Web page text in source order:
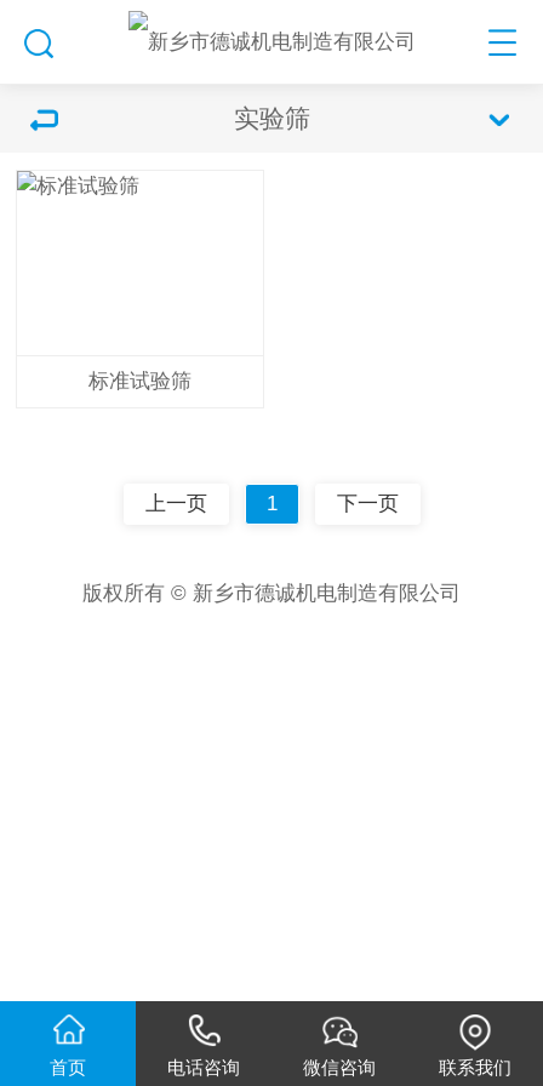
实验筛
标准试验筛
上一页 1 下一页
版权所有 © 新乡市德诚机电制造有限公司
首页 电话咨询 微信咨询 联系我们